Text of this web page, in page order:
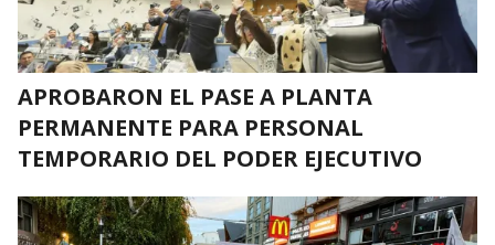
APROBARON EL PASE A PLANTA
PERMANENTE PARA PERSONAL
TEMPORARIO DEL PODER EJECUTIVO